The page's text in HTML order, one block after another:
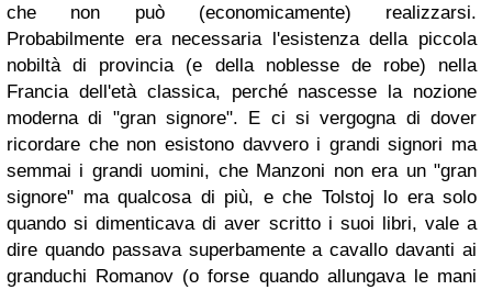
che non può (economicamente) realizzarsi.
Probabilmente era necessaria l'esistenza della piccola
nobiltà di provincia (e della noblesse de robe) nella
Francia dell'età classica, perché nascesse la nozione
moderna di "gran signore". E ci si vergogna di dover
ricordare che non esistono davvero i grandi signori ma
semmai i grandi uomini, che Manzoni non era un "gran
signore" ma qualcosa di più, e che Tolstoj lo era solo
quando si dimenticava di aver scritto i suoi libri, vale a
dire quando passava superbamente a cavallo davanti ai
granduchi Romanov (o forse quando allungava le mani